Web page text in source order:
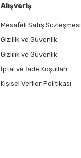
Alışveriş
Mesafeli Satış Sözleşmesi
Gizlilik ve Güvenlik
Gizlilik ve Güvenlik
İptal ve İade Koşulları
Kişisel Veriler Politikası